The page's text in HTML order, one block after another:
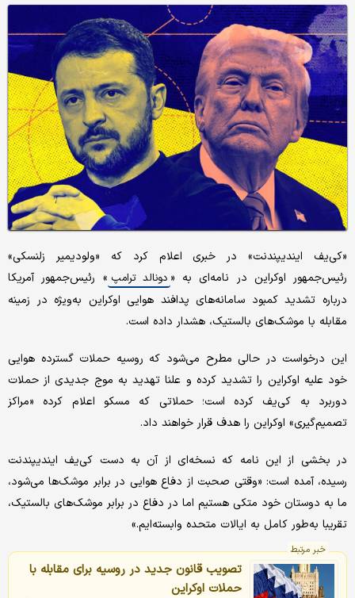
«کی‌یف ایندیپندنت» در خبری اعلام کرد که «ولودیمیر زلنسکی»
رئیس‌جمهور اوکراین در نامه‌ای به « دونالد ترامپ » رئیس‌جمهور آمریکا
درباره تشدید کمبود سامانه‌های پدافند هوایی اوکراین به‌ویژه در زمینه
مقابله با موشک‌های بالستیک، هشدار داده است.
این درخواست در حالی مطرح می‌شود که روسیه حملات گسترده هوایی
خود علیه اوکراین را تشدید کرده و علنا تهدید به موج جدیدی از حملات
دوربرد به کی‌یف کرده است؛ حملاتی که مسکو اعلام کرده «مراکز
تصمیم‌گیری» اوکراین را هدف قرار خواهند داد.
در بخشی از این نامه که نسخه‌ای از آن به دست کی‌یف ایندیپندنت
رسیده، آمده است: «وقتی صحبت از دفاع هوایی در برابر موشک‌ها می‌شود،
ما به دوستان خود متکی هستیم اما در دفاع در برابر موشک‌های بالستیک،
تقریبا به‌طور کامل به ایالات متحده وابسته‌ایم.»
خبر مرتبط
تصویب قانون جدید در روسیه برای مقابله با
حملات اوکراین